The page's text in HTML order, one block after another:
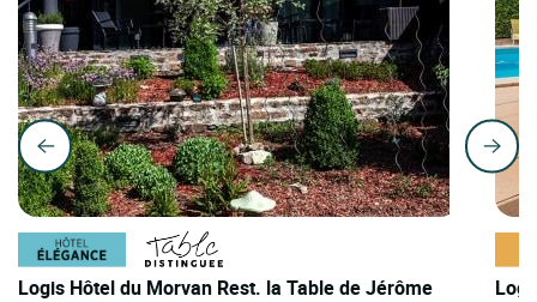
Logis Hôtel du Morvan Rest. la Table de Jérôme